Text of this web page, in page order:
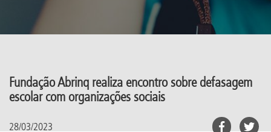
Fundação Abrinq realiza encontro sobre defasagem
escolar com organizações sociais
28/03/2023